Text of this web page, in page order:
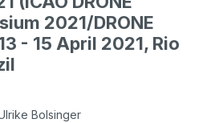
2021/DRONE
- 15 April 2021, Rio
Bolsinger